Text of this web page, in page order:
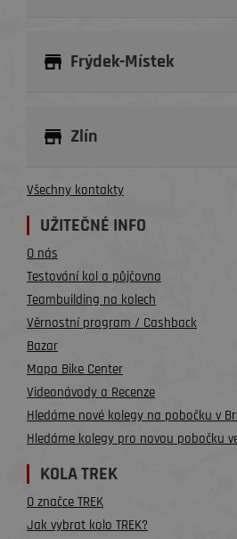
Frýdek-Místek
Zlín
Všechny kontakty
UŽITEČNÉ INFO
O nás
Testování kol a půjčovna
Teambuilding na kolech
Věrnostní program / Cashback
Bazar
Mapa Bike Center
Videonávody a Recenze
Hledáme nové kolegy na pobočku v
Hledáme kolegy pro novou pobočku
KOLA TREK
O značce TREK
Jak vybrat kolo TREK?